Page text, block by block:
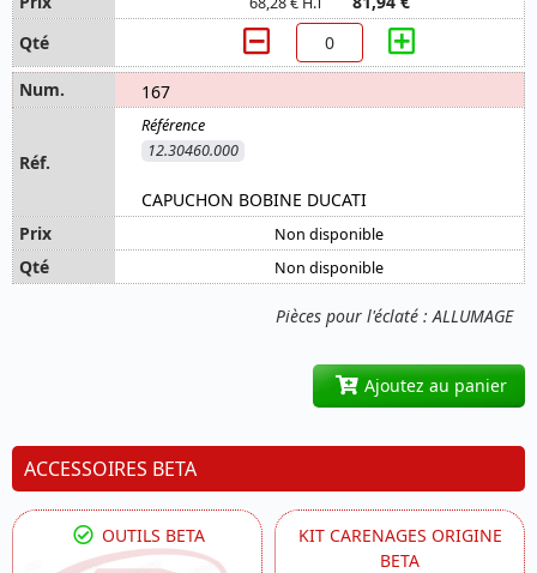
Pièces pour l'éclaté : ALLUMAGE
167
12.30460.000
CAPUCHON BOBINE DUCATI
Non disponible
Non disponible
Ajoutez au panier
ACCESSOIRES BETA
OUTILS BETA
KIT CARENAGES ORIGINE
BETA